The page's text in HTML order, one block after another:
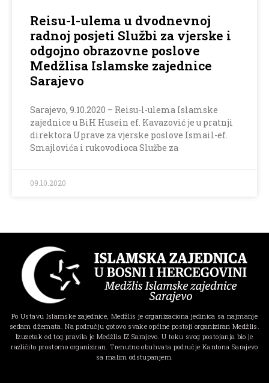
Reisu-l-ulema u dvodnevnoj
radnoj posjeti Službi za vjerske i
odgojno obrazovne poslove
Medžlisa Islamske zajednice
Sarajevo
Sarajevo, 9.10.2020 – Reisu-l-ulema Islamske
zajednice u BiH Husein ef. Kavazović je u pratnji
direktora Uprave za vjerske poslove Ismail-ef.
Smajlovića i rukovodioca Službe za
09.10.2020
Po Ustavu Islamske zajednice, Medžlis je organizaciona jedinica sa najmanje
sedam džemata. Na području gotovo svake općine postoji organiziran Medžlis.
Izuzetak od tog pravila je Medžlis IZ Sarajevo. U toku svog postojanja bio je
različito prostorno organiziran. Trenutno obuhvata područje Kantona Sarajevo
sa malim odstupanjem.